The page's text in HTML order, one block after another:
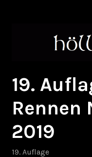
19.
2019
19. Auflage